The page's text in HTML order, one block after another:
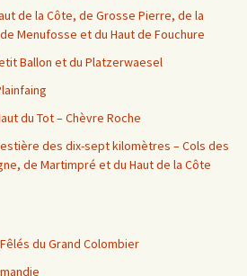
de la Côte, de Grosse Pierre, de la
Menufosse et du Haut de Fouchure
Ballon et du Platzerwaesel
du Tot – Chèvre Roche
des dix-sept kilomètres – Cols des
de Martimpré et du Haut de la Côte
du Grand Colombier